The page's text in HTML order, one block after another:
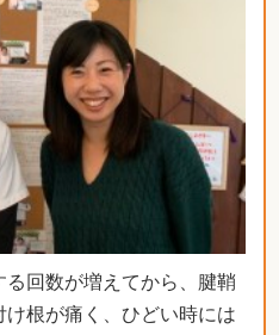
回数が増えてから、腱鞘
根が痛く、ひどい時には